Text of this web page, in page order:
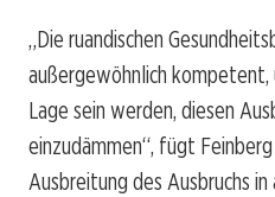
„Die ruandischen
außergewöhnlich kompetent,
Lage sein werden, diesen
einzudämmen“, fügt
Ausbreitung des Ausbruchs